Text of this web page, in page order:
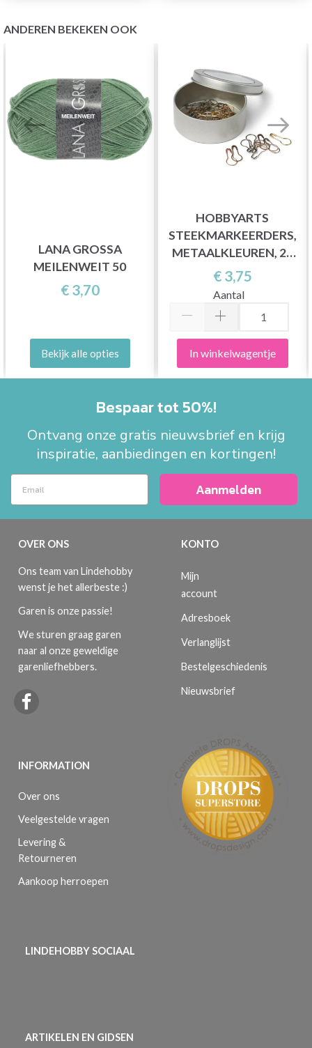
ANDEREN BEKEKEN OOK
LANA GROSSA
MEILENWEIT 50
€ 3,70
Bekijk alle opties
HOBBYARTS
STEEKMARKEERDERS,
METAALKLEUREN, 25
ST.
€ 3,75
Aantal
In winkelwagentje
Bespaar tot 50%!
Ontvang onze gratis nieuwsbrief en krijg
inspiratie, aanbiedingen en kortingen!
Aanmelden
OVER ONS
Ons team van Lindehobby
wenst je het allerbeste :)
Garen is onze passie!
We sturen graag garen
naar al onze geweldige
garenliefhebbers.
INFORMATION
Over ons
Veelgestelde vragen
Levering &
Retourneren
Aankoop herroepen
KONTO
Mijn
account
Adresboek
Verlanglijst
Bestelgeschiedenis
Nieuwsbrief
LINDEHOBBY SOCIAAL
ARTIKELEN EN GIDSEN